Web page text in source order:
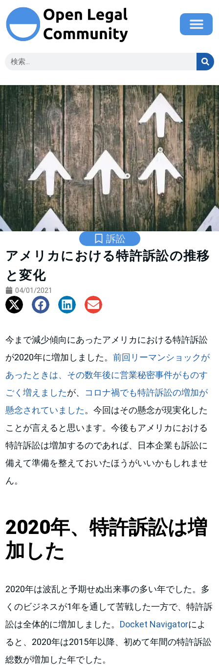
訴訟
アメリカにおける特許訴訟の推移
と変化
04/01/2021
今まで減少傾向にあったアメリカにおける特許訴訟
が2020年に増加しました。前回リーマンショックが
あったときは、その数年後に営業秘密事件がものす
ごく増えましたが、 コロナ禍でも特許訴訟の増加が
懸念されていました。今回はその懸念が現実化した
ことが言えると思います。今後もアメリカにおける
特許訴訟は増加するのであれば、日本企業も訴訟に
備えて準備を整えておいたほうがいいかもしれませ
ん。
2020年、特許訴訟は増
加した
2020年は波乱と予期せぬ出来事の多い年でした。多
くのビジネスが1年を通して苦戦した一方で、特許訴
訟は全体的に増加しました。 Docket Navigatorによ
ると、2020年は2015年以降、初めて年間の特許訴訟
総数が増加した年でした。